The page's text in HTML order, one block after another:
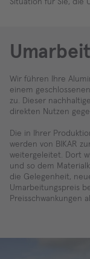
Situation für Sie, die
Wir führen Ihre
einem
zu. Dieser
direkten Nutzen
Die in Ihrer
werden von BIKAR
weitergeleitet. Dort
und so dem
die Gelegenheit,
Umarbeitungspreis
Preisschwankungen